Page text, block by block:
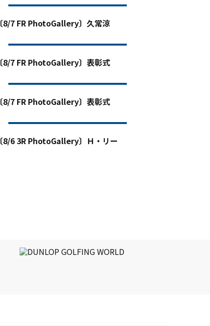
〔8/7 FR PhotoGallery〕久常涼
〔8/7 FR PhotoGallery〕表彰式
〔8/7 FR PhotoGallery〕表彰式
〔8/6 3R PhotoGallery〕Ｈ・リー